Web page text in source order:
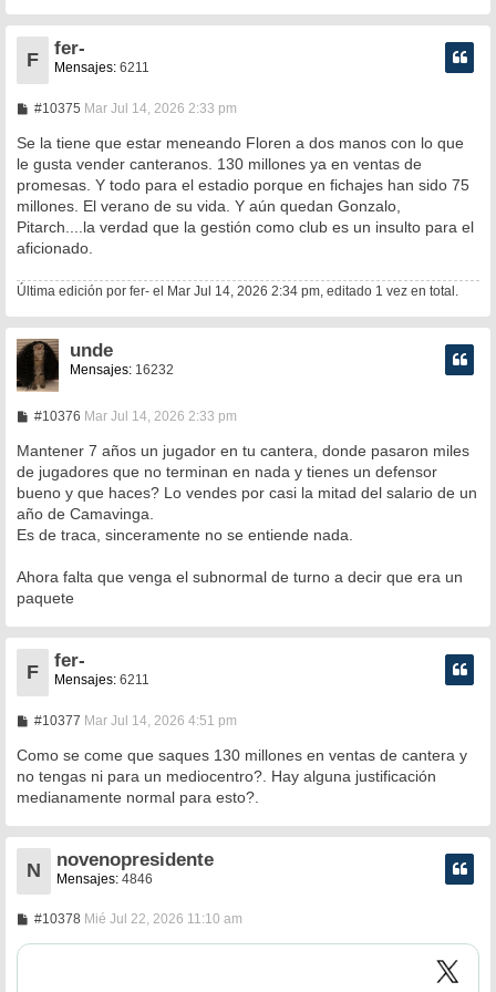
F
fer-
Mensajes: 6211
#10375M
n
s
a
j
e
Mar Jul 14, 2026 2:33 pm
Se la tiene que estar meneando Floren a dos manos con lo que
le gusta vender canteranos. 130 millones ya en ventas de
promesas. Y todo para el estadio porque en fichajes han sido 75
millones. El verano de su vida. Y aún quedan Gonzalo,
Pitarch....la verdad que la gestión como club es un insulto para el
aficionado.
Última edición por fer- el Mar Jul 14, 2026 2:34 pm, editado 1 vez en total.
unde
Mensajes:16232
#10376M
n
a
j
e
Mar Jul 14, 2026 2:33 pm
Mantener 7 años un jugador en tu cantera, donde pasaron miles
de jugadores que no terminan en nada y tienes un defensor
bueno y que haces? Lo vendes por casi la mitad del salario de un
año de Camavinga.
Es de traca, sinceramente no se entiende nada.
Ahora falta que venga el subnormal de turno a decir que era un
paquete
F
fer-
Mensajes: 6211
#10377M
n
s
a
j
Mar Jul 14, 2026 4:51 pm
Como se come que saques 130 millones en ventas de cantera y
no tengas ni para un mediocentro?. Hay alguna justificación
medianamente normal para esto?.
N
novenopresidente
Mensajes: 4846
#10378M
n
Mié Jul 22, 2026 11:10 am